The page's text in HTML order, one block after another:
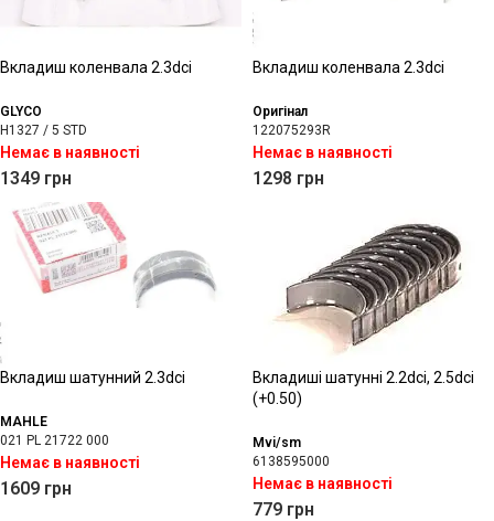
Вкладиш коленвала 2.3dci
GLYCO
H1327 / 5 STD
Немає в наявності
1349 грн
Вкладиш коленвала 2.3dci
Оригінал
122075293R
Немає в наявності
1298 грн
Вкладиш шатунний 2.3dci
MAHLE
021 PL 21722 000
Немає в наявності
1609 грн
Вкладиші шатунні 2.2dci, 2.5dci
(+0.50)
Mvi/sm
6138595000
Немає в наявності
779 грн